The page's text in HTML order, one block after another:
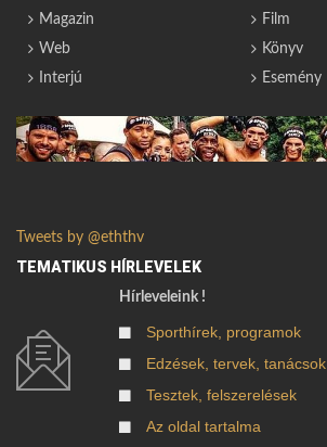
Magazin
Web
Interjú
Film
Könyv
Esemény
Tweets by @eththv
TEMATIKUS HÍRLEVELEK
Hírleveleink !
Sporthírek, programok
Edzések, tervek, tanácsok
Tesztek, felszerelések
Az oldal tartalma